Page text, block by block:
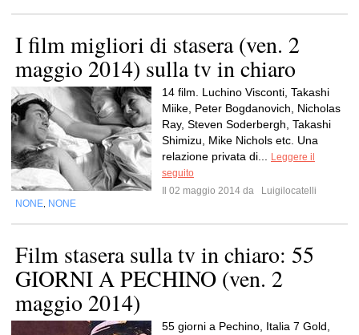
I film migliori di stasera (ven. 2
maggio 2014) sulla tv in chiaro
14 film. Luchino Visconti, Takashi
Miike, Peter Bogdanovich, Nicholas
Ray, Steven Soderbergh, Takashi
Shimizu, Mike Nichols etc. Una
relazione privata di...
Leggere il
seguito
Il 02 maggio 2014 da
Luigilocatelli
NONE NONE
Film stasera sulla tv in chiaro: 55
GIORNI A PECHINO (ven. 2
maggio 2014)
55 giorni a Pechino, Italia 7 Gold,